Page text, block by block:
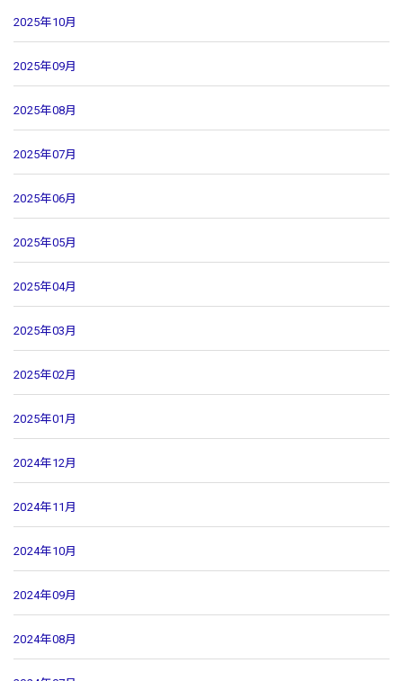
2025年10月
2025年09月
2025年08月
2025年07月
2025年06月
2025年05月
2025年04月
2025年03月
2025年02月
2025年01月
2024年12月
2024年11月
2024年10月
2024年09月
2024年08月